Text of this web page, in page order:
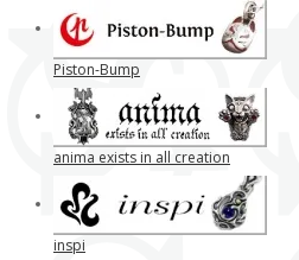
Piston-Bump
anima exists in all creation
inspi